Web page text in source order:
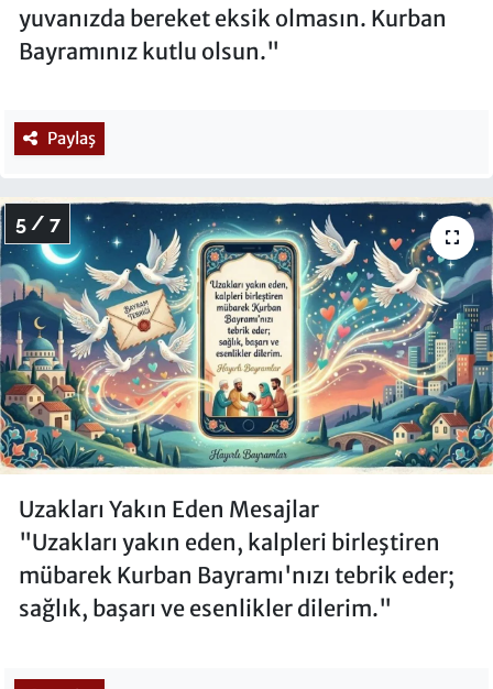
yuvanızda bereket eksik olmasın. Kurban
Bayramınız kutlu olsun."
Paylaş
5 / 7
Uzakları Yakın Eden Mesajlar
"Uzakları yakın eden, kalpleri birleştiren
mübarek Kurban Bayramı'nızı tebrik eder;
sağlık, başarı ve esenlikler dilerim."